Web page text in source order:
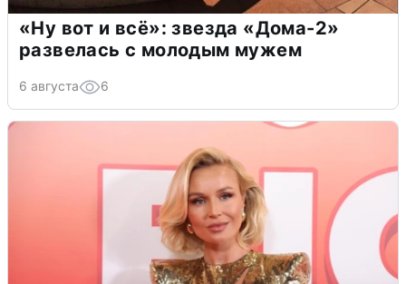
«Ну вот и всё»: звезда «Дома-2»
развелась с молодым мужем
6 августа 6